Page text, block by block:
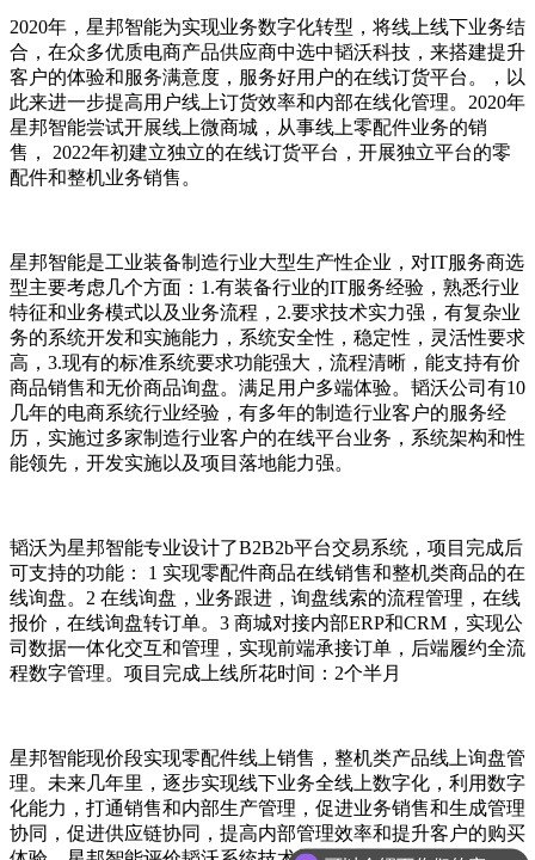
2020年，星邦智能为实现业务数字化转型，将线上线下业务结
合，在众多优质电商产品供应商中选中韬沃科技，来搭建提升
客户的体验和服务满意度，服务好用户的在线订货平台。，以
此来进一步提高用户线上订货效率和内部在线化管理。2020年
星邦智能尝试开展线上微商城，从事线上零配件业务的销
售， 2022年初建立独立的在线订货平台，开展独立平台的零
配件和整机业务销售。
星邦智能是工业装备制造行业大型生产性企业，对IT服务商选
型主要考虑几个方面：1.有装备行业的IT服务经验，熟悉行业
特征和业务模式以及业务流程，2.要求技术实力强，有复杂业
务的系统开发和实施能力，系统安全性，稳定性，灵活性要求
高，3.现有的标准系统要求功能强大，流程清晰，能支持有价
商品销售和无价商品询盘。满足用户多端体验。韬沃公司有10
几年的电商系统行业经验，有多年的制造行业客户的服务经
历，实施过多家制造行业客户的在线平台业务，系统架构和性
能领先，开发实施以及项目落地能力强。
韬沃为星邦智能专业设计了B2B2b平台交易系统，项目完成后
可支持的功能： 1 实现零配件商品在线销售和整机类商品的在
线询盘。2 在线询盘，业务跟进，询盘线索的流程管理，在线
报价，在线询盘转订单。3 商城对接内部ERP和CRM，实现公
司数据一体化交互和管理，实现前端承接订单，后端履约全流
程数字管理。项目完成上线所花时间：2个半月
星邦智能现价段实现零配件线上销售，整机类产品线上询盘管
理。未来几年里，逐步实现线下业务全线上数字化，利用数字
化能力，打通销售和内部生产管理，促进业务销售和生成管理
协同，促进供应链协同，提高内部管理效率和提升客户的购买